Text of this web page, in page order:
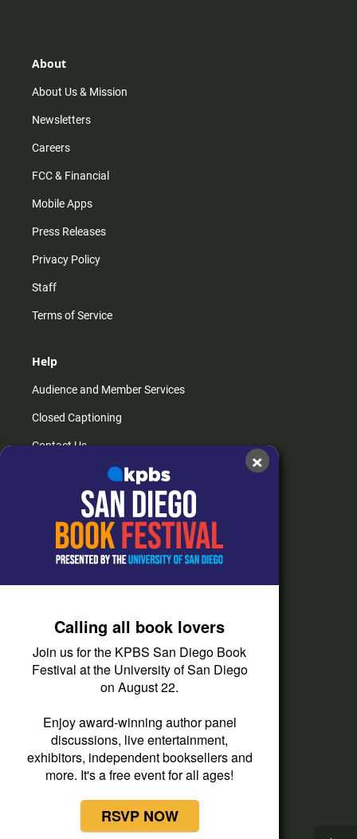
r
m
About
About Us & Mission
Newsletters
Careers
FCC & Financial
Mobile Apps
Press Releases
Privacy Policy
Staff
Terms of Service
Help
Audience and Member Services
Closed Captioning
Contact Us
How do I listen?
Passport Help
Help Center
Corporate Support
Donate
Membership Information
Other Ways to Give
Tax ID
Vehicle Donation
×
Calling all book lovers
Join us for the KPBS San Diego Book
Festival at the University of San Diego
on August 22.
Enjoy award-winning author panel
discussions, live entertainment,
exhibitors, independent booksellers and
more. It's a free event for all ages!
RSVP NOW